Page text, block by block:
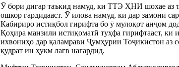
Ӯ бори дигар таъкид намуд, ки ТТЭ ҲНИ шохае аз
ошкор гардидааст. Ӯ илова намуд, ки дар замони
Кабириро истиқбол гирифта бо ӯ мулоқот анҷом
Қоҳира манзили истиқоматӣ туҳфа гирифтааст,
ихвониҳо дар қаламрави Ҷумҳурии Тоҷикистон аз
қудрат ин ҳукм лағв нагардид.